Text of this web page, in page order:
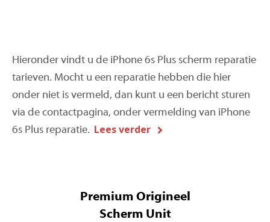
Hieronder vindt u de iPhone 6s Plus scherm reparatie
tarieven. Mocht u een reparatie hebben die hier
onder niet is vermeld, dan kunt u een bericht sturen
via de contactpagina, onder vermelding van iPhone
6s Plus reparatie. Lees verder
Premium Origineel
Scherm Unit